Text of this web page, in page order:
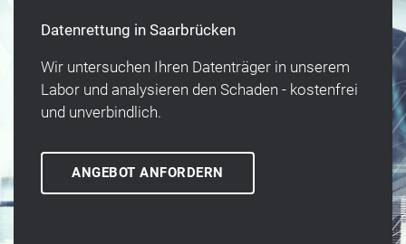
Datenrettung in Saarbrücken
Wir unter­suchen Ihren Daten­träger in unserem
Labor und analysieren den Schaden - kosten­frei
und un­verbindlich.
ANGEBOT ANFORDERN